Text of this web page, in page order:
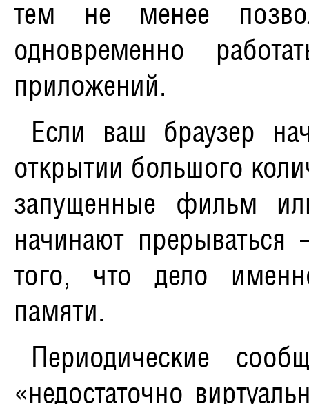
тем не менее
одновременно
приложений.
Если ваш браузер
открытии большого
запущенные фильм
начинают
того, что дело
памяти.
Периодические
«недостаточно